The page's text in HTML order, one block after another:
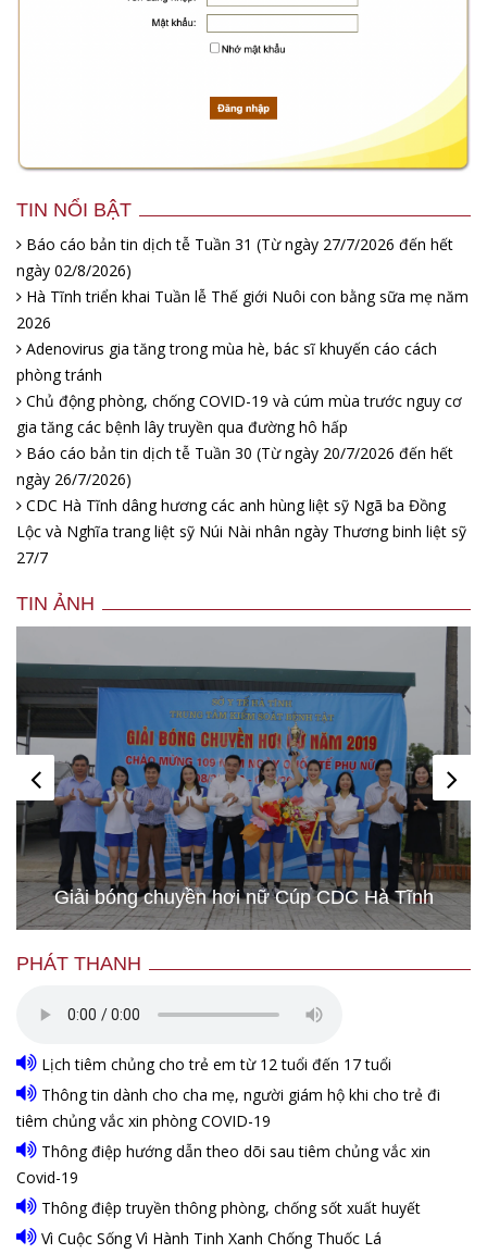
TIN NỔI BẬT
Báo cáo bản tin dịch tễ Tuần 31 (Từ ngày 27/7/2026 đến hết
ngày 02/8/2026)
Hà Tĩnh triển khai Tuần lễ Thế giới Nuôi con bằng sữa mẹ năm
2026
Adenovirus gia tăng trong mùa hè, bác sĩ khuyến cáo cách
phòng tránh
Chủ động phòng, chống COVID-19 và cúm mùa trước nguy cơ
gia tăng các bệnh lây truyền qua đường hô hấp
Báo cáo bản tin dịch tễ Tuần 30 (Từ ngày 20/7/2026 đến hết
ngày 26/7/2026)
CDC Hà Tĩnh dâng hương các anh hùng liệt sỹ Ngã ba Đồng
Lộc và Nghĩa trang liệt sỹ Núi Nài nhân ngày Thương binh liệt sỹ
27/7
TIN ẢNH
Giải bóng chuyền hơi nữ Cúp CDC Hà Tĩnh
PHÁT THANH
Lịch tiêm chủng cho trẻ em từ 12 tuổi đến 17 tuổi
Thông tin dành cho cha mẹ, người giám hộ khi cho trẻ đi
tiêm chủng vắc xin phòng COVID-19
Thông điệp hướng dẫn theo dõi sau tiêm chủng vắc xin
Covid-19
Thông điệp truyền thông phòng, chống sốt xuất huyết
Vì Cuộc Sống Vì Hành Tinh Xanh Chống Thuốc Lá